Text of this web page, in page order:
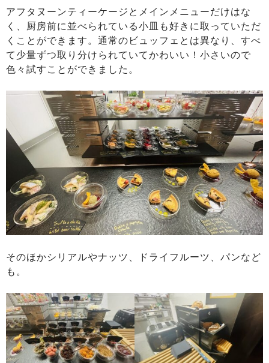
アフタヌーンティーケージとメインメニューだけはな
く、厨房前に並べられている小皿も好きに取っていただ
くことができます。通常のビュッフェとは異なり、すべ
て少量ずつ取り分けられていてかわいい！小さいので
色々試すことができました。
そのほかシリアルやナッツ、ドライフルーツ、パンなど
も。